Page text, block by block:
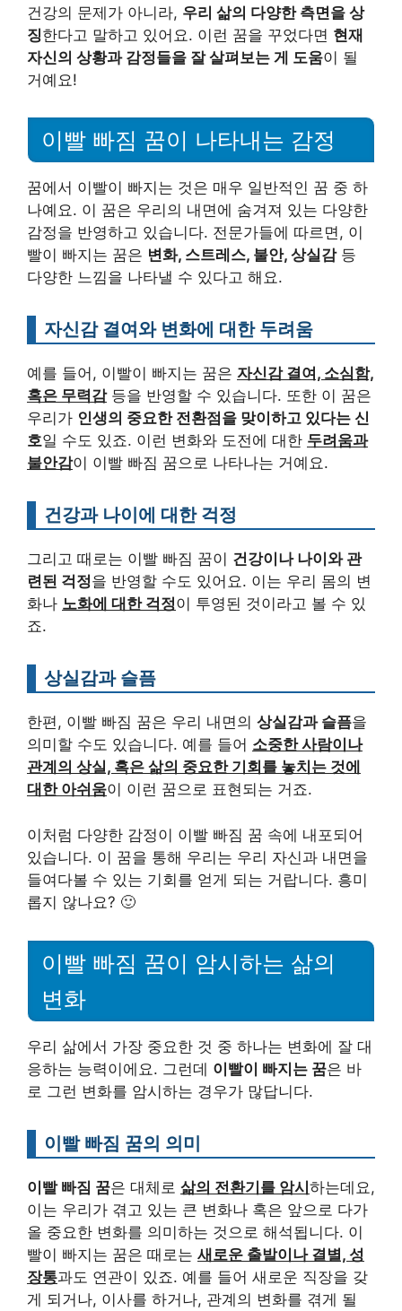
건강의 문제가 아니라, 우리 삶의 다양한 측면을 상
징한다고 말하고 있어요. 이런 꿈을 꾸었다면 현재
자신의 상황과 감정들을 잘 살펴보는 게 도움이 될
거예요!
이빨 빠짐 꿈이 나타내는 감정
꿈에서 이빨이 빠지는 것은 매우 일반적인 꿈 중 하
나예요. 이 꿈은 우리의 내면에 숨겨져 있는 다양한
감정을 반영하고 있습니다. 전문가들에 따르면, 이
빨이 빠지는 꿈은 변화, 스트레스, 불안, 상실감등
다양한 느낌을 나타낼 수 있다고 해요.
자신감 결여와 변화에 대한 두려움
예를 들어, 이빨이 빠지는 꿈은 자신감 결여, 소심함,
혹은 무력감등을 반영할 수 있습니다. 또한 이 꿈은
우리가 인생의 중요한 전환점을 맞이하고 있다는 신
호일 수도 있죠. 이런 변화와 도전에 대한 두려움과
불안감이 이빨 빠짐 꿈으로 나타나는 거예요.
건강과 나이에 대한 걱정
그리고 때로는 이빨 빠짐 꿈이 건강이나 나이와 관
련된 걱정을 반영할 수도 있어요. 이는 우리 몸의 변
화나 노화에 대한 걱정이 투영된 것이라고 볼 수 있
죠.
상실감과 슬픔
한편, 이빨 빠짐 꿈은 우리 내면의 상실감과 슬픔을
의미할 수도 있습니다. 예를 들어 소중한 사람이나
관계의 상실, 혹은 삶의 중요한 기회를 놓치는 것에
대한 아쉬움이 이런 꿈으로 표현되는 거죠.
이처럼 다양한 감정이 이빨 빠짐 꿈 속에 내포되어
있습니다. 이 꿈을 통해 우리는 우리 자신과 내면을
들여다볼 수 있는 기회를 얻게 되는 거랍니다. 흥미
롭지 않나요? 🙂
이빨 빠짐 꿈이 암시하는 삶의
변화
우리 삶에서 가장 중요한 것 중 하나는 변화에 잘 대
응하는 능력이에요. 그런데 이빨이 빠지는 꿈은 바
로 그런 변화를 암시하는 경우가 많답니다.
이빨 빠짐 꿈의 의미
이빨 빠짐 꿈은 대체로 삶의 전환기를 암시하는데요,
이는 우리가 겪고 있는 큰 변화나 혹은 앞으로 다가
올 중요한 변화를 의미하는 것으로 해석됩니다. 이
빨이 빠지는 꿈은 때로는 새로운 출발이나 결별, 성
장통과도 연관이 있죠. 예를 들어 새로운 직장을 갖
게 되거나, 이사를 하거나, 관계의 변화를 겪게 될